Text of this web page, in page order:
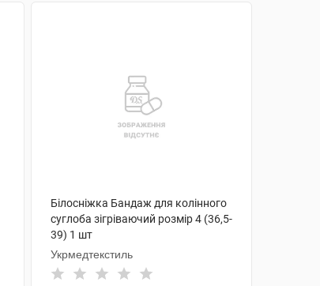
Білосніжка Бандаж для колінного
суглоба зігріваючий розмір 4 (36,5-
39) 1 шт
Укрмедтекстиль